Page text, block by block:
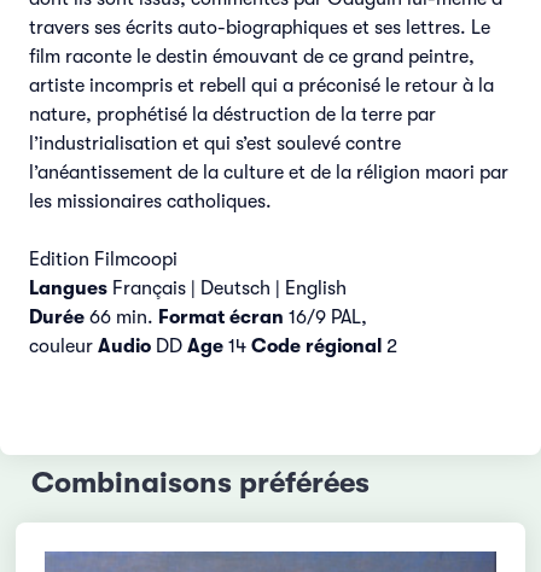
travers ses écrits auto-biographiques et ses lettres. Le
film raconte le destin émouvant de ce grand peintre,
artiste incompris et rebell qui a préconisé le retour à la
nature, prophétisé la déstruction de la terre par
l’industrialisation et qui s’est soulevé contre
l’anéantissement de la culture et de la réligion maori par
les missionaires catholiques.
Edition Filmcoopi
Langues Français | Deutsch | English
Durée 66 min. Format écran 16/9 PAL,
couleur Audio DD Age 14 Code régional 2
Combinaisons préférées